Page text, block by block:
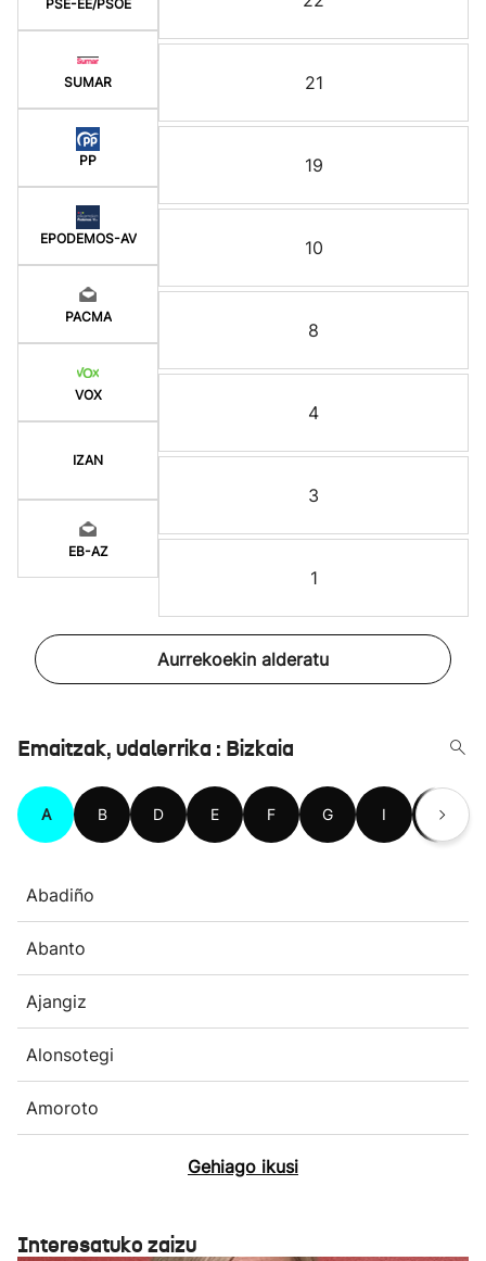
PSE-EE/PSOE
SUMAR
PP
EPODEMOS-AV
PACMA
VOX
IZAN
EB-AZ
21
19
10
8
4
3
1
Aurrekoekin alderatu
Emaitzak, udalerrika : Bizkaia
A B D E F G I J
Abadiño
Abanto
Ajangiz
Alonsotegi
Amoroto
Gehiago ikusi
Interesatuko zaizu